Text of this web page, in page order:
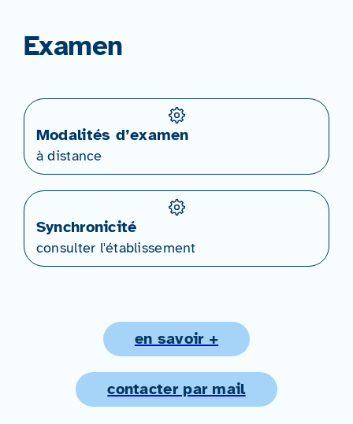
Examen
Modalités d’examen
à distance
Synchronicité
consulter l'établissement
en savoir +
contacter par mail